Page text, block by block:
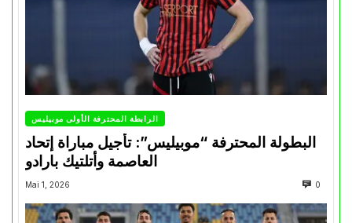
الرابطة المحترفة الأولى موبيليس
البطولة المحترفة “موبيليس”: تأجيل مباراة إتحاد
العاصمة وأتلتيك بارادو
Mai 1, 2026 0